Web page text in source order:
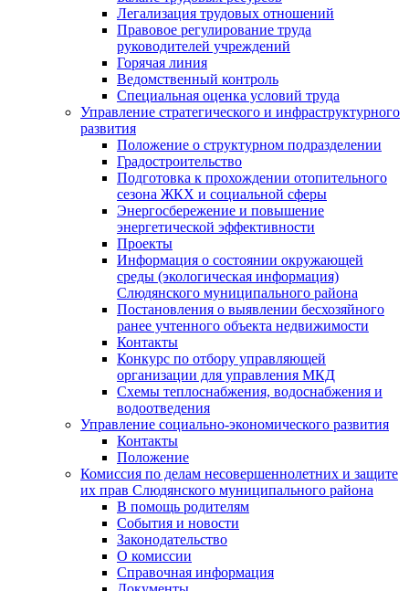
Легализация трудовых отношений
Правовое регулирование труда
руководителей учреждений
Горячая линия
Ведомственный контроль
Специальная оценка условий труда
Управление стратегического и инфраструктурного
развития
Положение о структурном подразделении
Градостроительство
Подготовка к прохождении отопительного
сезона ЖКХ и социальной сферы
Энергосбережение и повышение
энергетической эффективности
Проекты
Информация о состоянии окружающей
среды (экологическая информация)
Слюдянского муниципального района
Постановления о выявлении бесхозяйного
ранее учтенного объекта недвижимости
Контакты
Конкурс по отбору управляющей
организации для управления МКД
Схемы теплоснабжения, водоснабжения и
водоотведения
Управление социально-экономического развития
Контакты
Положение
Комиссия по делам несовершеннолетних и защите
их прав Слюдянского муниципального района
В помощь родителям
События и новости
Законодательство
О комиссии
Справочная информация